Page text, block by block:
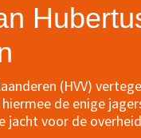
(HVV)
hiermee de enige
jacht voor de